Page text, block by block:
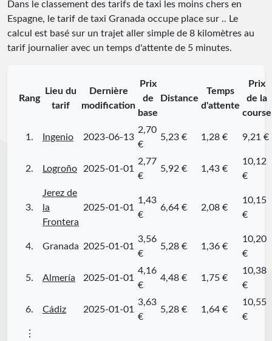
Dans le classement des tarifs de taxi les moins chers en
Espagne, le tarif de taxi Granada occupe place sur .. Le
calcul est basé sur un trajet aller simple de 8 kilomètres au
tarif journalier avec un temps d'attente de 5 minutes.
Rang
Lieu du
tarif
Dernière
modification
Prix
de
base
Distance
Temps
d'attente
Prix
de la
course
1. Ingenio 2023-06-13
2,70
€
5,23 € 1,28 € 9,21 €
2. Logroño 2025-01-01
2,77
€
5,92 € 1,43 €
10,12
€
3.
Jerez de
la
Frontera
2025-01-01
1,43
€
6,64 € 2,08 €
10,15
€
4. Granada 2025-01-01
3,56
€
5,28 € 1,36 €
10,20
€
5. Almería 2025-01-01
4,16
€
4,48 € 1,75 €
10,38
€
6. Cádiz 2025-01-01
3,63
€
5,28 € 1,64 €
10,55
€
⋮